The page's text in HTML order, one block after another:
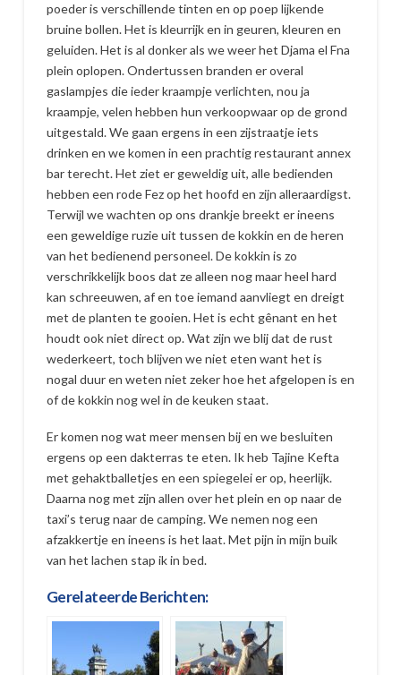
poeder is verschillende tinten en op poep lijkende
bruine bollen. Het is kleurrijk en in geuren, kleuren en
geluiden. Het is al donker als we weer het Djama el Fna
plein oplopen. Ondertussen branden er overal
gaslampjes die ieder kraampje verlichten, nou ja
kraampje, velen hebben hun verkoopwaar op de grond
uitgestald. We gaan ergens in een zijstraatje iets
drinken en we komen in een prachtig restaurant annex
bar terecht. Het ziet er geweldig uit, alle bedienden
hebben een rode Fez op het hoofd en zijn alleraardigst.
Terwijl we wachten op ons drankje breekt er ineens
een geweldige ruzie uit tussen de kokkin en de heren
van het bedienend personeel. De kokkin is zo
verschrikkelijk boos dat ze alleen nog maar heel hard
kan schreeuwen, af en toe iemand aanvliegt en dreigt
met de planten te gooien. Het is echt gênant en het
houdt ook niet direct op. Wat zijn we blij dat de rust
wederkeert, toch blijven we niet eten want het is
nogal duur en weten niet zeker hoe het afgelopen is en
of de kokkin nog wel in de keuken staat.
Er komen nog wat meer mensen bij en we besluiten
ergens op een dakterras te eten. Ik heb Tajine Kefta
met gehaktballetjes en een spiegelei er op, heerlijk.
Daarna nog met zijn allen over het plein en op naar de
taxi’s terug naar de camping. We nemen nog een
afzakkertje en ineens is het laat. Met pijn in mijn buik
van het lachen stap ik in bed.
Gerelateerde Berichten: